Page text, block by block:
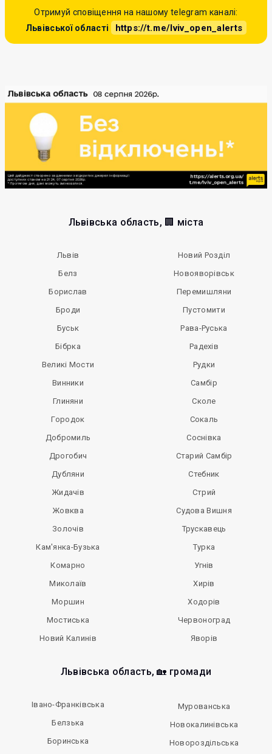
Отримуй сповіщення на нашому telegram каналі:
Львівської області
https://t.me/lviv_open_alerts
Львівська область, 🏢 міста
Львів
Белз
Борислав
Броди
Буськ
Бібрка
Великі Мости
Винники
Глиняни
Городок
Добромиль
Дрогобич
Дубляни
Жидачів
Жовква
Золочів
Кам'янка-Бузька
Комарно
Миколаїв
Моршин
Мостиська
Новий Калинів
Новий Розділ
Новояворівськ
Перемишляни
Пустомити
Рава-Руська
Радехів
Рудки
Самбір
Сколе
Сокаль
Соснівка
Старий Самбір
Стебник
Стрий
Судова Вишня
Трускавець
Турка
Угнів
Хирів
Ходорів
Червоноград
Яворів
Львівська область, 🏡 громади
Івано-Франківська
Белзька
Боринська
Мурованська
Новокалинівська
Новороздільська